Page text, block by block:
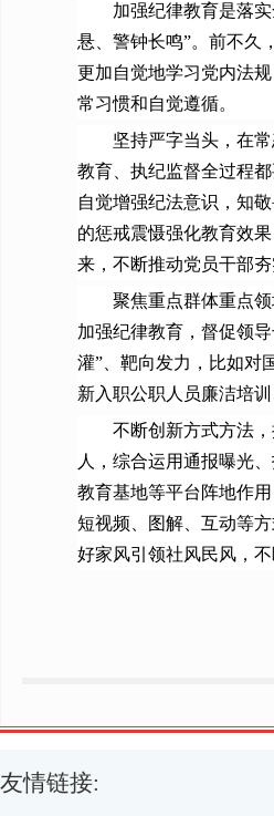
加强纪律教育是落实全
悬、警钟长鸣”。前不久
更加自觉地学习党内法
常习惯和自觉遵循。
坚持严字当头，在常
教育、执纪监督全过程
自觉增强纪法意识，知
的惩戒震慑强化教育效
来，不断推动党员干部
聚焦重点群体重点领域
加强纪律教育，督促领
灌”、靶向发力，比如对
新入职公职人员廉洁培
不断创新方式方法，推
人，综合运用通报曝光
教育基地等平台阵地作
短视频、图解、互动等
好家风引领社风民风，
友情链接: